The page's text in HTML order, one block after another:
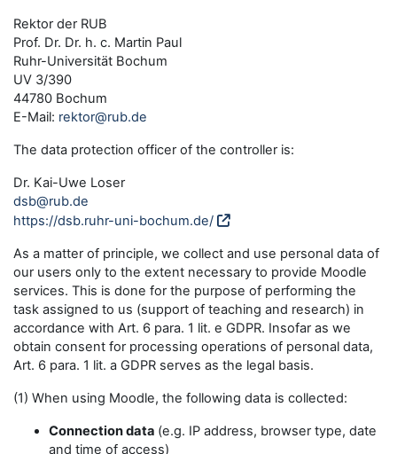
Rektor der RUB
Prof. Dr. Dr. h. c. Martin Paul
Ruhr-Universität Bochum
UV 3/390
44780 Bochum
E-Mail: rektor@rub.de
The data protection officer of the controller is:
Dr. Kai-Uwe Loser
dsb@rub.de
https://dsb.ruhr-uni-bochum.de/
As a matter of principle, we collect and use personal data of
our users only to the extent necessary to provide Moodle
services. This is done for the purpose of performing the
task assigned to us (support of teaching and research) in
accordance with Art. 6 para. 1 lit. e GDPR. Insofar as we
obtain consent for processing operations of personal data,
Art. 6 para. 1 lit. a GDPR serves as the legal basis.
(1) When using Moodle, the following data is collected:
Connection data (e.g. IP address, browser type, date
and time of access)